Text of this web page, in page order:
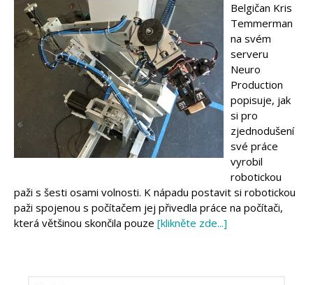
Belgičan Kris
Temmerman
na svém
serveru
Neuro
Production
popisuje, jak
si pro
zjednodušení
své práce
vyrobil
robotickou
paži s šesti osami volnosti. K nápadu postavit si robotickou
paži spojenou s počítačem jej přivedla práce na počítači,
která většinou skončila pouze [klikněte zde...]